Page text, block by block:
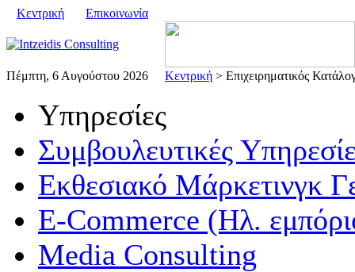
Κεντρική Επικοινωνία
Πέμπτη, 6 Αυγούστου 2026 Κεντρική > Επιχειρηματικός
Υπηρεσίες
Συμβουλευτικές
Εκθεσιακό Μάρκετινγκ
E-Commerce (Ηλ.
Media Consulting